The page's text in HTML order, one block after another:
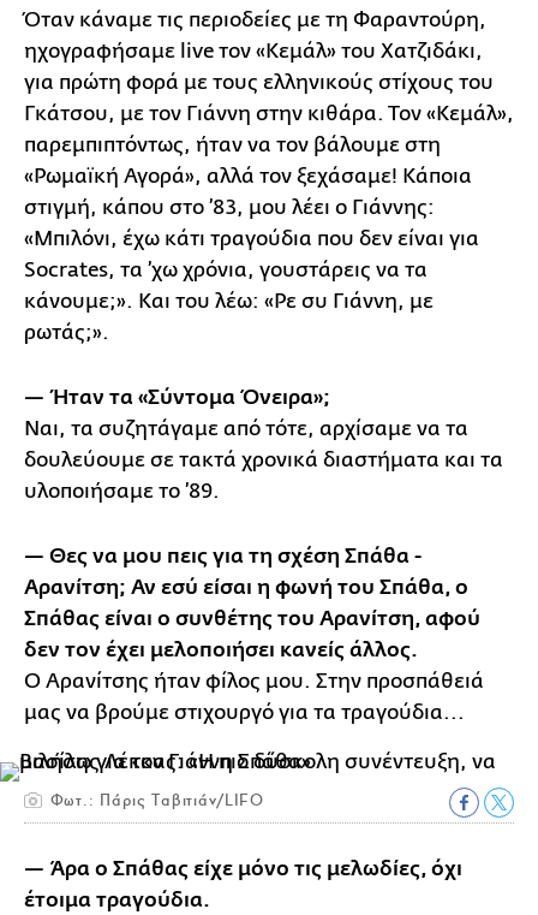
Όταν κάναμε τις περιοδείες με τη Φαραντούρη,
ηχογραφήσαμε live τον «Κεμάλ» του Χατζιδάκι,
για πρώτη φορά με τους ελληνικούς στίχους του
Γκάτσου, με τον Γιάννη στην κιθάρα. Τον «Κεμάλ»,
παρεμπιπτόντως, ήταν να τον βάλουμε στη
«Ρωμαϊκή Αγορά», αλλά τον ξεχάσαμε! Κάποια
στιγμή, κάπου στο ’83, μου λέει ο Γιάννης:
«Μπιλόνι, έχω κάτι τραγούδια που δεν είναι για
Socrates, τα ’χω χρόνια, γουστάρεις να τα
κάνουμε;». Και του λέω: «Ρε συ Γιάννη, με
ρωτάς;».
— Ήταν τα «Σύντομα Όνειρα»;
Ναι, τα συζητάγαμε από τότε, αρχίσαμε να τα
δουλεύουμε σε τακτά χρονικά διαστήματα και τα
υλοποιήσαμε το ’89.
— Θες να μου πεις για τη σχέση Σπάθα -
Αρανίτση; Αν εσύ είσαι η φωνή του Σπάθα, ο
Σπάθας είναι ο συνθέτης του Αρανίτση, αφού
δεν τον έχει μελοποιήσει κανείς άλλος.
Ο Αρανίτσης ήταν φίλος μου. Στην προσπάθειά
μας να βρούμε στιχουργό για τα τραγούδια...
Φωτ.: Πάρις Ταβιτιάν/LIFO
— Άρα ο Σπάθας είχε μόνο τις μελωδίες, όχι
έτοιμα τραγούδια.